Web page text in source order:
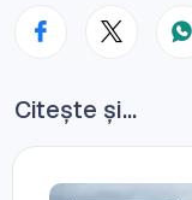
Citește și...